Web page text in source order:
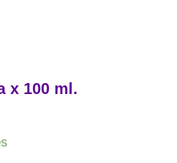
x 100 ml.